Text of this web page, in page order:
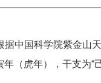
中国科学院紫金山
年（虎年），干支为“